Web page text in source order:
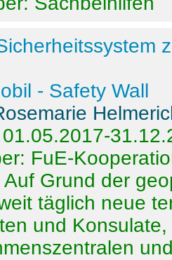
- Safety Wall
FuE-
Auf Grund der
täglich neue
und